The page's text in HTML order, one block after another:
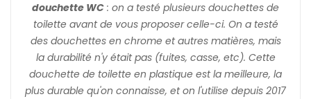
douchette WC : on a testé plusieurs douchettes de
toilette avant de vous proposer celle-ci. On a testé
des douchettes en chrome et autres matières, mais
la durabilité n'y était pas (fuites, casse, etc). Cette
douchette de toilette en plastique est la meilleure, la
plus durable qu'on connaisse, et on l'utilise depuis 2017